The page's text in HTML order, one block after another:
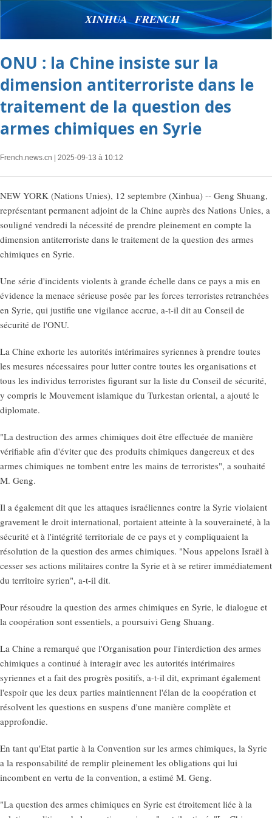
XINHUA FRENCH
ONU : la Chine insiste sur la
dimension antiterroriste dans le
traitement de la question des
armes chimiques en Syrie
French.news.cn | 2025-09-13 à 10:12
NEW YORK (Nations Unies), 12 septembre (Xinhua) -- Geng Shuang,
représentant permanent adjoint de la Chine auprès des Nations Unies, a
souligné vendredi la nécessité de prendre pleinement en compte la
dimension antiterroriste dans le traitement de la question des armes
chimiques en Syrie.
Une série d'incidents violents à grande échelle dans ce pays a mis en
évidence la menace sérieuse posée par les forces terroristes retranchées
en Syrie, qui justifie une vigilance accrue, a-t-il dit au Conseil de
sécurité de l'ONU.
La Chine exhorte les autorités intérimaires syriennes à prendre toutes
les mesures nécessaires pour lutter contre toutes les organisations et
tous les individus terroristes figurant sur la liste du Conseil de sécurité,
y compris le Mouvement islamique du Turkestan oriental, a ajouté le
diplomate.
"La destruction des armes chimiques doit être effectuée de manière
vérifiable afin d'éviter que des produits chimiques dangereux et des
armes chimiques ne tombent entre les mains de terroristes", a souhaité
M. Geng.
Il a également dit que les attaques israéliennes contre la Syrie violaient
gravement le droit international, portaient atteinte à la souveraineté, à la
sécurité et à l'intégrité territoriale de ce pays et y compliquaient la
résolution de la question des armes chimiques. "Nous appelons Israël à
cesser ses actions militaires contre la Syrie et à se retirer immédiatement
du territoire syrien", a-t-il dit.
Pour résoudre la question des armes chimiques en Syrie, le dialogue et
la coopération sont essentiels, a poursuivi Geng Shuang.
La Chine a remarqué que l'Organisation pour l'interdiction des armes
chimiques a continué à interagir avec les autorités intérimaires
syriennes et a fait des progrès positifs, a-t-il dit, exprimant également
l'espoir que les deux parties maintiennent l'élan de la coopération et
résolvent les questions en suspens d'une manière complète et
approfondie.
En tant qu'Etat partie à la Convention sur les armes chimiques, la Syrie
a la responsabilité de remplir pleinement les obligations qui lui
incombent en vertu de la convention, a estimé M. Geng.
"La question des armes chimiques en Syrie est étroitement liée à la